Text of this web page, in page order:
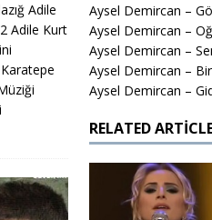
Aysel Demircan –
Aysel Demircan –
Aysel Demircan –
Aysel Demircan –
Aysel Demircan –
RELATED
Adile
Adile Kurt